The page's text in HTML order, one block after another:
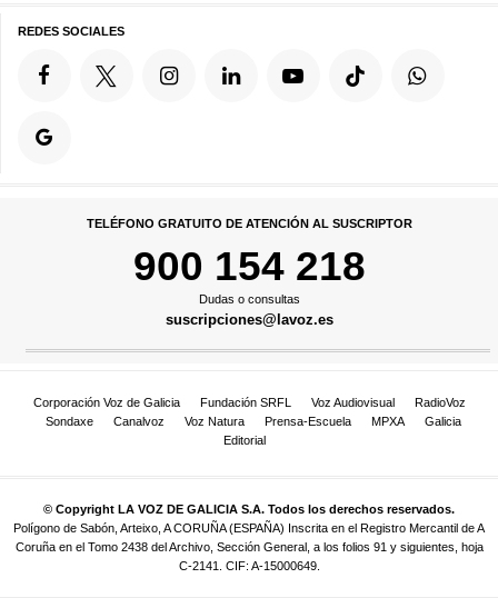
REDES SOCIALES
TELÉFONO GRATUITO DE ATENCIÓN AL SUSCRIPTOR
900 154 218
Dudas o consultas
suscripciones@lavoz.es
Corporación Voz de Galicia Fundación SRFL Voz Audiovisual
RadioVoz
Sondaxe
Canalvoz Voz Natura Prensa-Escuela MPXA
Galicia
Editorial
© Copyright LA VOZ DE GALICIA S.A. Todos los derechos reservados.
Polígono de Sabón, Arteixo, A CORUÑA (ESPAÑA) Inscrita en el Registro Mercantil de A
Coruña en el Tomo 2438 del Archivo, Sección General, a los folios 91 y siguientes, hoja
C-2141. CIF: A-15000649.